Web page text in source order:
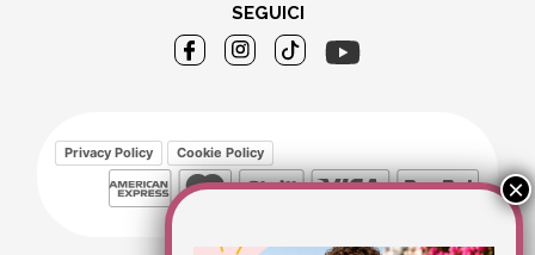
SEGUICI
Privacy Policy Cookie Policy